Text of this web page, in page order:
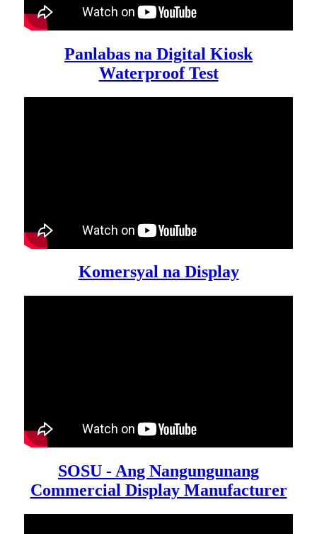
Panlabas na Digital Kiosk
Waterproof Test
Komersyal na Display
SOSU - Ang Nangungunang
Commercial Display Manufacturer